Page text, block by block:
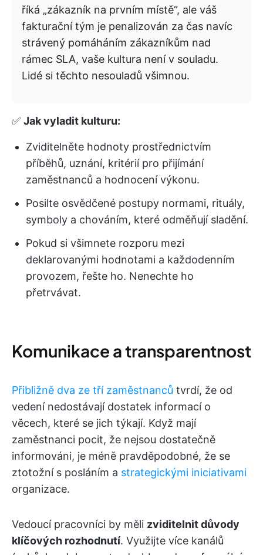
říká „zákazník na prvním místě“, ale váš
fakturační tým je penalizován za čas navíc
strávený pomáháním zákazníkům nad
rámec SLA, vaše kultura není v souladu.
Lidé si těchto nesouladů všimnou.
✅ Jak vyladit kulturu:
Zviditelněte hodnoty prostřednictvím
příběhů, uznání, kritérií pro přijímání
zaměstnanců a hodnocení výkonu.
Posilte osvědčené postupy normami, rituály,
symboly a chováním, které odměňují sladění.
Pokud si všimnete rozporu mezi
deklarovanými hodnotami a každodenním
provozem, řešte ho. Nenechte ho
přetrvávat.
Komunikace a transparentnost
Přibližně dva ze tří zaměstnanců tvrdí, že od
vedení nedostávají dostatek informací o
věcech, které se jich týkají. Když mají
zaměstnanci pocit, že nejsou dostatečně
informováni, je méně pravděpodobné, že se
ztotožní s posláním a strategickými iniciativami
organizace.
Vedoucí pracovníci by měli zviditelnit důvody
klíčových rozhodnutí. Využijte více kanálů